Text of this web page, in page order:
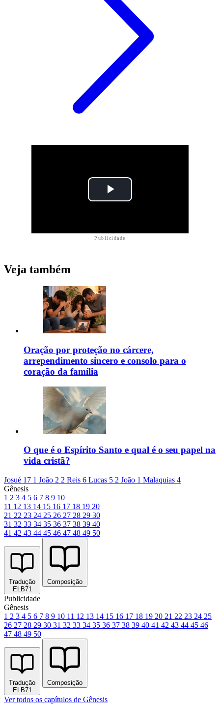
Publicidade
Veja também
Oração por proteção no cárcere,
arrependimento sincero e consolo para o
coração da família
O que é o Espírito Santo e qual é o seu papel na
vida cristã?
Josué 17 1 João 2 2 Reis 6 Lucas 5 2 João 1 Malaquias 4
Gênesis
1 2 3 4 5 6 7 8 9 10
11 12 13 14 15 16 17 18 19 20
21 22 23 24 25 26 27 28 29 30
31 32 33 34 35 36 37 38 39 40
41 42 43 44 45 46 47 48 49 50
Tradução
ELB71
Composição
Publicidade
Gênesis
1 2 3 4 5 6 7 8 9 10 11 12 13 14 15 16 17 18 19 20 21 22 23 24 25
26 27 28 29 30 31 32 33 34 35 36 37 38 39 40 41 42 43 44 45 46
47 48 49 50
Tradução
ELB71
Composição
Ver todos os capítulos de Gênesis